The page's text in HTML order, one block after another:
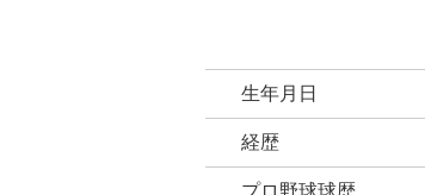
生年月日
経歴
プロ野球球歴